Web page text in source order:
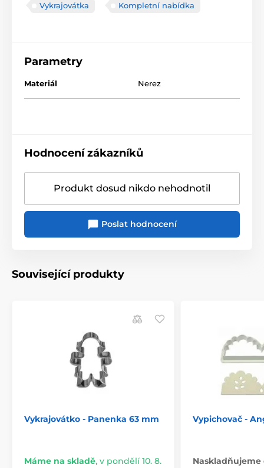
Vykrajovátka Kompletní nabídka
Parametry
Materiál Nerez
Hodnocení zákazníků
Produkt dosud nikdo nehodnotil
Poslat hodnocení
Související produkty
Vykrajovátko - Panenka 63 mm
Máme na skladě, v pondělí 10. 8.
Vypichovač -
Naskladňujeme